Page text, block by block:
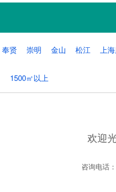
奉贤 崇明 金山 松江
上
1500㎡以上
欢
咨询电话